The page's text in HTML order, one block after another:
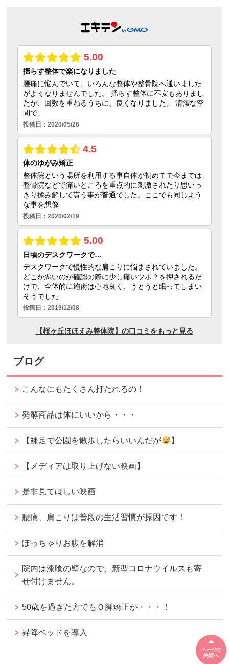
ブログ
こんなにもたくさん打たれるの！
発酵商品は体にいいから・・・
【裸足で公園を散歩したらいいんだが 】
【メディアは取り上げない映画】
是非見てほしい映画
腰痛、肩こりは普段の生活習慣が原因です！
ぽっちゃりお腹を解消
院内は漆喰の壁なので、新型コロナウイルスも寄
せ付けません。
50歳を過ぎた方でもＯ脚矯正が・・・！
昇降ベッドを導入
ページの
先頭へ